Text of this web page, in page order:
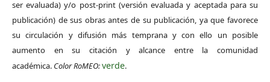
ser evaluada) y/o post-print (versión evaluada y aceptada para su
publicación) de sus obras antes de su publicación, ya que favorece
su circulación y difusión más temprana y con ello un posible
aumento en su citación y alcance entre la comunidad
académica. Color RoMEO:verde.